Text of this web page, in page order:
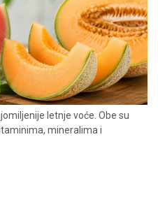
letnje voće. Obe su
mineralima i